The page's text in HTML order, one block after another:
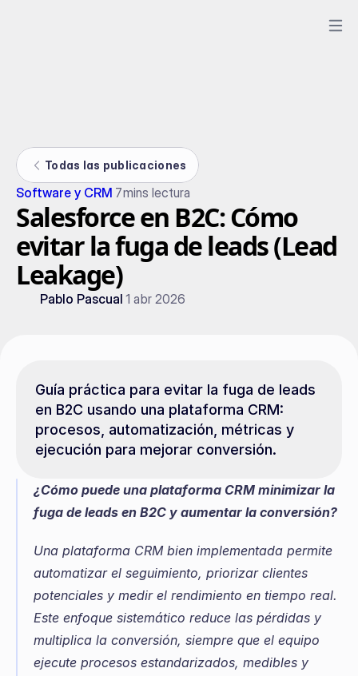
Todas las publicaciones
Software y CRM 7mins lectura
Salesforce en B2C: Cómo
evitar la fuga de leads (Lead
Leakage)
Pablo Pascual 1 abr 2026
Guía práctica para evitar la fuga de leads
en B2C usando una plataforma CRM:
procesos, automatización, métricas y
ejecución para mejorar conversión.
¿Cómo puede una plataforma CRM minimizar la
fuga de leads en B2C y aumentar la conversión?
Una plataforma CRM bien implementada permite
automatizar el seguimiento, priorizar clientes
potenciales y medir el rendimiento en tiempo real.
Este enfoque sistemático reduce las pérdidas y
multiplica la conversión, siempre que el equipo
ejecute procesos estandarizados, medibles y